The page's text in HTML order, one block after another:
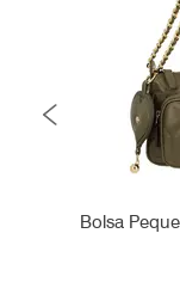
Bolsa